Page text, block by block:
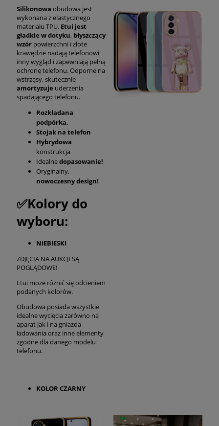
Silikonowa obudowa jest
wykonana z elastycznego
materiału TPU. Etui jest
gładkie w dotyku, błyszczący
wzór powierzchni i złote
krawędzie nadają telefonowi
inny wygląd i zapewniają pełną
ochronę telefonu. Odporne na
wstrząsy, skutecznie
amortyzuje uderzenia
spadającego telefonu.
Rozkładana
podpórka,
Stojak na telefon
Hybrydowa
konstrukcja
Idealnedopasowanie!
Oryginalny,
nowoczesny design!
✅Kolory do
wyboru:
NIEBIESKI
ZDJĘCIA NA AUKCJI SĄ
POGLĄDOWE!
Etui może różnić się odcieniem
podanych kolorów.
Obudowa posiada wszystkie
idealne wycięcia zarówno na
aparat jak i na gniazda
ładowania oraz inne elementy
zgodne dla danego modelu
telefonu.
KOLOR CZARNY